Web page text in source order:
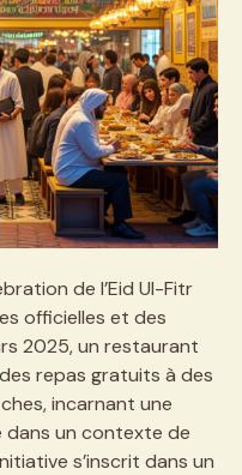
de l’Eid Ul-Fitr
officielles et des
2025, un restaurant
repas gratuits à des
incarnant une
un contexte de
s’inscrit dans un